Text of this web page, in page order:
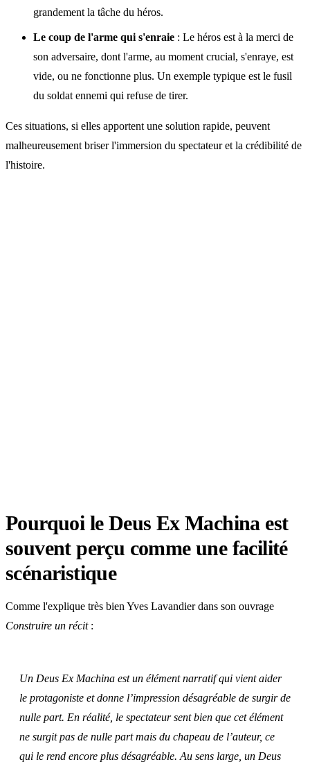
grandement la tâche du héros.
Le coup de l'arme qui s'enraie : Le héros est à la merci de
son adversaire, dont l'arme, au moment crucial, s'enraye, est
vide, ou ne fonctionne plus. Un exemple typique est le fusil
du soldat ennemi qui refuse de tirer.
Ces situations, si elles apportent une solution rapide, peuvent
malheureusement briser l'immersion du spectateur et la crédibilité de
l'histoire.
Pourquoi le Deus Ex Machina est
souvent perçu comme une facilité
scénaristique
Comme l'explique très bien Yves Lavandier dans son ouvrage
Construire un récit:
Un Deus Ex Machina est un élément narratif qui vient aider
le protagoniste et donne l’impression désagréable de surgir de
nulle part. En réalité, le spectateur sent bien que cet élément
ne surgit pas de nulle part mais du chapeau de l’auteur, ce
qui le rend encore plus désagréable. Au sens large, un Deus